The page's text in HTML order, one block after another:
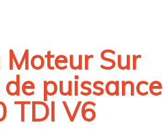
Sur
puissance
TDI V6